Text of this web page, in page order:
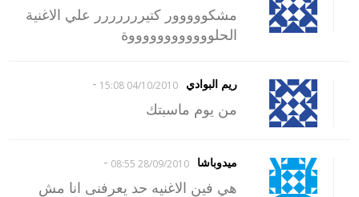
مشكووووور كتيررررررر علي الاغنية
الحلووووووووووووة
ريم البوادي 04/10/2010 15:08
-
من يوم ماسبتك
ميدوباشا 28/09/2010 08:55
-
هي فين الاغنيه حد يعرفنى انا مش